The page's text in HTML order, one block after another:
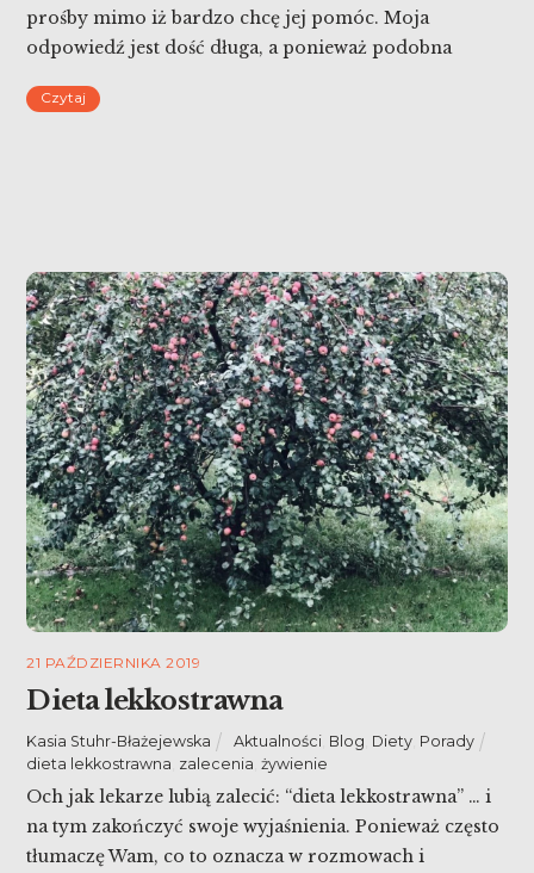
prośby mimo iż bardzo chcę jej pomóc. Moja
odpowiedź jest dość długa, a ponieważ podobna
szerzej. Dlaczego nie ułożę Ci diety?
Czytaj
21 PAŹDZIERNIKA 2019
Dieta lekkostrawna
Kasia Stuhr-Błażejewska Aktualności Blog Diety Porady
dieta lekkostrawna zalecenia ,żywienie
Och jak lekarze lubią zalecić: “dieta lekkostrawna” … i
na tym zakończyć swoje wyjaśnienia. Ponieważ często
tłumaczę Wam, co to oznacza w rozmowach i